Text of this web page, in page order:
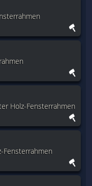
Holz-Fensterrahmen
Fensterrahmen